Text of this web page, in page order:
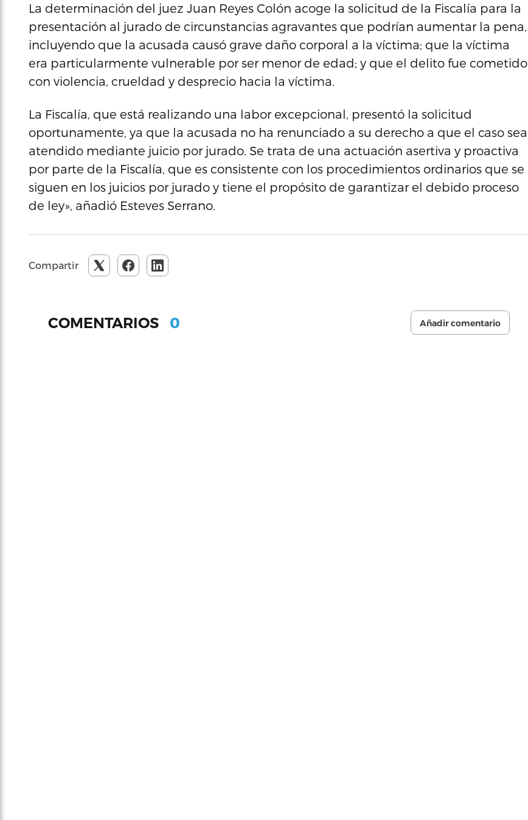
La determinación del juez Juan Reyes Colón acoge la solicitud de la Fiscalía para la
presentación al jurado de circunstancias agravantes que podrían aumentar la pena,
incluyendo que la acusada causó grave daño corporal a la víctima; que la víctima
era particularmente vulnerable por ser menor de edad; y que el delito fue cometido
con violencia, crueldad y desprecio hacia la víctima.
La Fiscalía, que está realizando una labor excepcional, presentó la solicitud
oportunamente, ya que la acusada no ha renunciado a su derecho a que el caso sea
atendido mediante juicio por jurado. Se trata de una actuación asertiva y proactiva
por parte de la Fiscalía, que es consistente con los procedimientos ordinarios que se
siguen en los juicios por jurado y tiene el propósito de garantizar el debido proceso
de ley», añadió Esteves Serrano.
Compartir
COMENTARIOS 0 Añadir comentario